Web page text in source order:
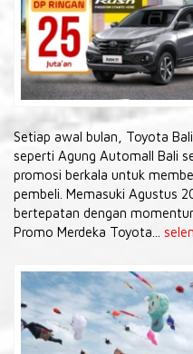
Setiap awal bulan, Toyota
seperti Agung Automall Bali
promosi berkala untuk
pembeli. Memasuki Agustus
bertepatan dengan
Promo Merdeka Toyota...